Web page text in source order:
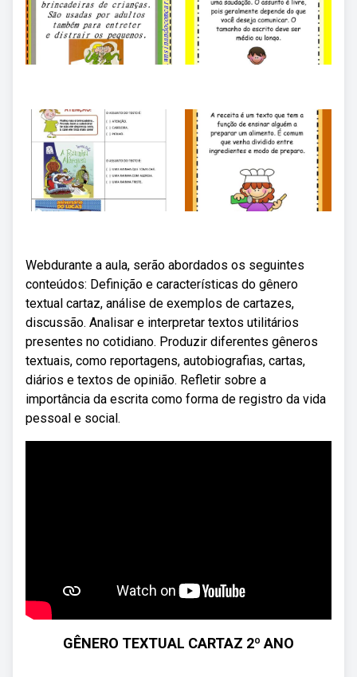
Webdurante a aula, serão abordados os seguintes
conteúdos: Definição e características do gênero
textual cartaz, análise de exemplos de cartazes,
discussão. Analisar e interpretar textos utilitários
presentes no cotidiano. Produzir diferentes gêneros
textuais, como reportagens, autobiografias, cartas,
diários e textos de opinião. Refletir sobre a
importância da escrita como forma de registro da vida
pessoal e social.
GÊNERO TEXTUAL CARTAZ 2º ANO